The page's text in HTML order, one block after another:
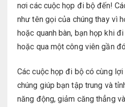
nơi các cuộc họp đi bộ đến!
như tên gọi của chúng thay vì
hoặc quanh bàn, bạn họp khi
hoặc qua một công viên gần
Các cuộc họp đi bộ có cùng
chúng giúp bạn tập trung và
năng động, giảm căng thẳng